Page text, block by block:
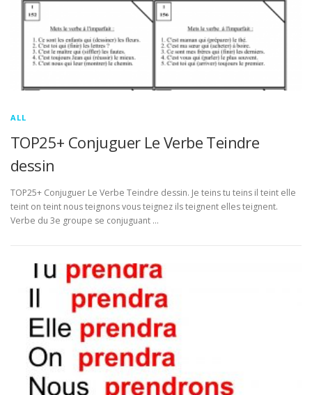
ALL
TOP25+ Conjuguer Le Verbe Teindre
dessin
TOP25+ Conjuguer Le Verbe Teindre dessin. Je teins tu teins il teint elle
teint on teint nous teignons vous teignez ils teignent elles teignent.
Verbe du 3e groupe se conjuguant …